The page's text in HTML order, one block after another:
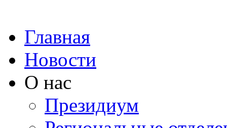
Главная
Новости
О нас
Президиум